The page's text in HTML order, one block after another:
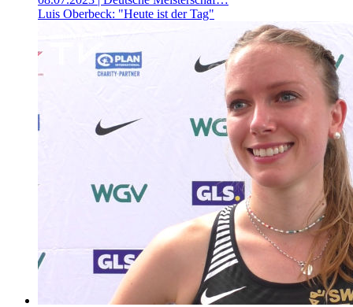
Luis Oberbeck: "Heute ist der Tag"